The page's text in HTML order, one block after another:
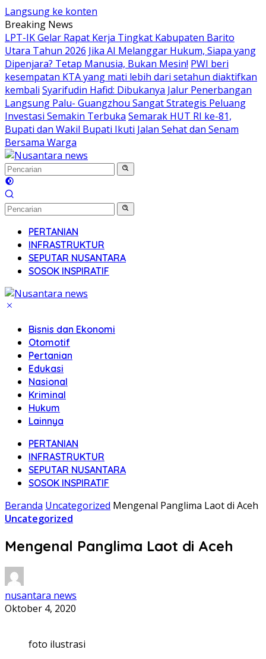
Langsung ke konten
Breaking News
LPT-IK Gelar Rapat Kerja Tingkat Kabupaten Barito
Utara Tahun 2026 Jika AI Melanggar Hukum, Siapa yang
Dipenjara? Tetap Manusia, Bukan Mesin! PWI beri
kesempatan KTA yang mati lebih dari setahun diaktifkan
kembali Syarifudin Hafid: Dibukanya Jalur Penerbangan
Langsung Palu- Guangzhou Sangat Strategis Peluang
Investasi Semakin Terbuka Semarak HUT RI ke-81,
Bupati dan Wakil Bupati Ikuti Jalan Sehat dan Senam
Bersama Warga
PERTANIAN
INFRASTRUKTUR
SEPUTAR NUSANTARA
SOSOK INSPIRATIF
Bisnis dan Ekonomi
Otomotif
Pertanian
Edukasi
Nasional
Kriminal
Hukum
Lainnya
PERTANIAN
INFRASTRUKTUR
SEPUTAR NUSANTARA
SOSOK INSPIRATIF
Beranda Uncategorized Mengenal Panglima Laot di Aceh
Uncategorized
Mengenal Panglima Laot di Aceh
nusantara news
Oktober 4, 2020
foto ilustrasi